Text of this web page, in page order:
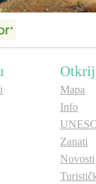
Otkrij
Mapa
Info
Zanati
Novosti